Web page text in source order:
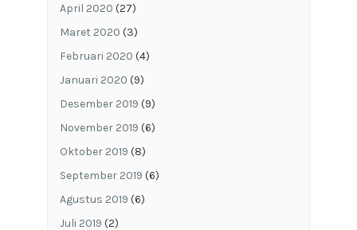
April 2020 (27)
Maret 2020 (3)
Februari 2020 (4)
Januari 2020 (9)
Desember 2019 (9)
November 2019 (6)
Oktober 2019 (8)
September 2019 (6)
Agustus 2019 (6)
Juli 2019 (2)